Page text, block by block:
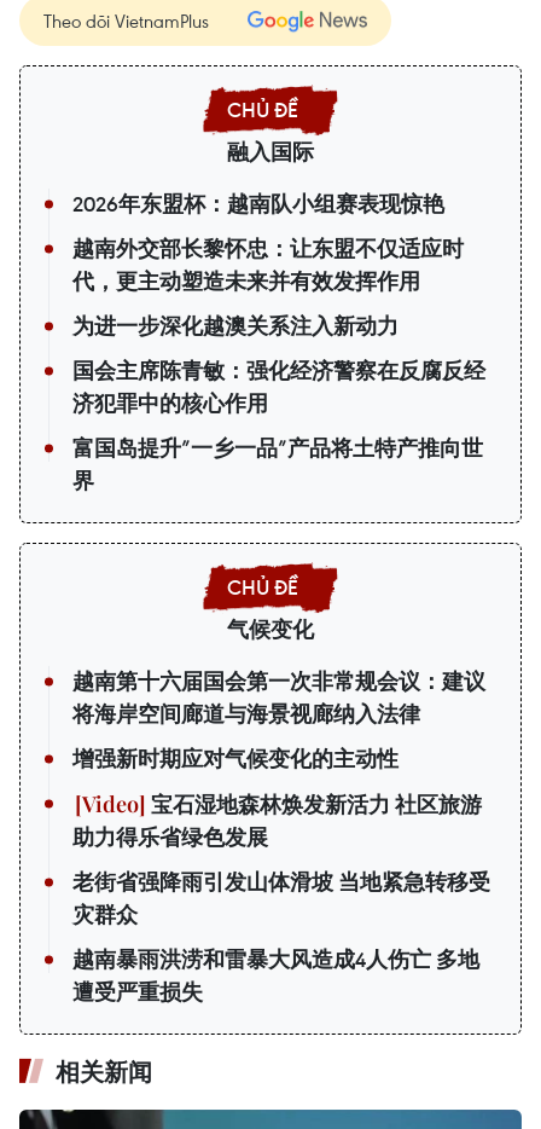
Theo dõi VietnamPlus
融入国际
2026年东盟杯：越南队小组赛表现惊艳
越南外交部长黎怀忠：让东盟不仅适应时
代，更主动塑造未来并有效发挥作用
为进一步深化越澳关系注入新动力
国会主席陈青敏：强化经济警察在反腐反经
济犯罪中的核心作用
富国岛提升”一乡一品”产品将土特产推向世
界
气候变化
越南第十六届国会第一次非常规会议：建议
将海岸空间廊道与海景视廊纳入法律
增强新时期应对气候变化的主动性
宝石湿地森林焕发新活力 社区旅游
助力得乐省绿色发展
老街省强降雨引发山体滑坡 当地紧急转移受
灾群众
越南暴雨洪涝和雷暴大风造成4人伤亡 多地
遭受严重损失
相关新闻